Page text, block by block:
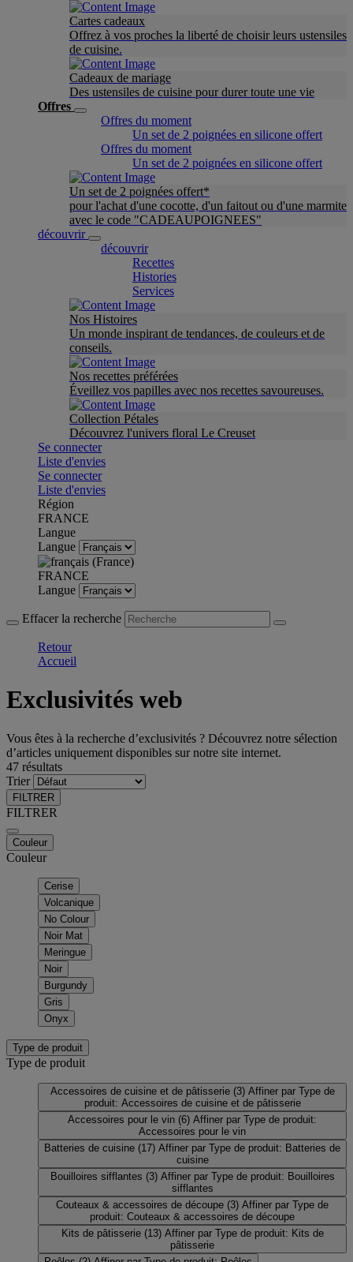
Cartes cadeaux
Offrez à vos proches la liberté de choisir leurs ustensiles
de cuisine.
Cadeaux de mariage
Des ustensiles de cuisine pour durer toute une vie
Offres
Offres du moment
Un set de 2 poignées en silicone offert
Offres du moment
Un set de 2 poignées en silicone offert
Un set de 2 poignées offert*
pour l'achat d'une cocotte, d'un faitout ou d'une marmite
avec le code "CADEAUPOIGNEES"
découvrir
découvrir
Recettes
Histories
Services
Nos Histoires
Un monde inspirant de tendances, de couleurs et de
conseils.
Nos recettes préférées
Éveillez vos papilles avec nos recettes savoureuses.
Collection Pétales
Découvrez l'univers floral Le Creuset
Se connecter
Liste d'envies
Se connecter
Liste d'envies
Région
FRANCE
Langue
Langue
FRANCE
Langue
Effacer la recherche
Retour
Accueil
Exclusivités web
Vous êtes à la recherche d’exclusivités ? Découvrez notre sélection
d’articles uniquement disponibles sur notre site internet.
47 résultats
Trier
FILTRER
FILTRER
Couleur
Couleur
Cerise
Volcanique
No Colour
Noir Mat
Meringue
Noir
Burgundy
Gris
Onyx
Type de produit
Type de produit
Accessoires de cuisine et de pâtisserie (3) Affiner par Type de
produit: Accessoires de cuisine et de pâtisserie
Accessoires pour le vin (6) Affiner par Type de produit:
Accessoires pour le vin
Batteries de cuisine (17) Affiner par Type de produit: Batteries de
cuisine
Bouilloires sifflantes (3) Affiner par Type de produit: Bouilloires
sifflantes
Couteaux & accessoires de découpe (3) Affiner par Type de
produit: Couteaux & accessoires de découpe
Kits de pâtisserie (13) Affiner par Type de produit: Kits de
pâtisserie